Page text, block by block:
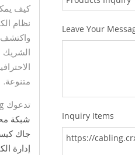
كيف
نظام
الشريك
متنوعة.
تدعوك CRXCabling لاستكشاف
شبكة
جاك
إدارة